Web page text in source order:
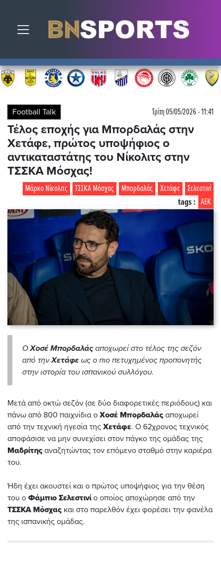
Toggle navigation
Football Talk Τρίτη 05/05/2026 - 11:41
Τέλος εποχής για Μπορδαλάς στην
Χετάφε, πρώτος υποψήφιος ο
αντικαταστάτης του Νίκολιτς στην
ΤΣΣΚΑ Μόσχας!
Σελεστινί
Χετάφε
Μπορδαλάς
ΤΣΣΚΑ Μόσχας
Μάρκο Νίκολιτς
ΑΕΚ
tags :
ΟΧοσέ Μπορδαλάς αποχωρεί στο τέλος της σεζόν
από τηνΧετάφε ως ο πιο πετυχημένος προπονητής
στην ιστορία του ισπανικού συλλόγου.
Μετά από οκτώ σεζόν (σε δύο διαφορετικές περιόδους) και
πάνω από 800 παιχνίδια ο Χοσέ Μπορδαλάς αποχωρεί
από την τεχνική ηγεσία της Χετάφε. Ο 62χρονος τεχνικός
αποφάσισε να μην συνεχίσει στον πάγκο της ομάδας της
Μαδρίτης αναζητώντας τον επόμενο σταθμό στην καριέρα
του.
Ήδη έχει ακουστεί και ο πρώτος υποψήφιος για την θέση
του ο Φάμπιο Σελεστινίο οποίος αποχώρησε από την
ΤΣΣΚΑ Μόσχας και στο παρελθόν έχει φορέσει την φανέλα
της ισπανικής ομάδας.